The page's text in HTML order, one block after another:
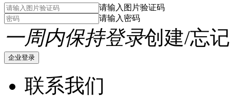
请输入图片验证码
请输入密码
一周内保持登录创建/忘
企业登录
联系我们